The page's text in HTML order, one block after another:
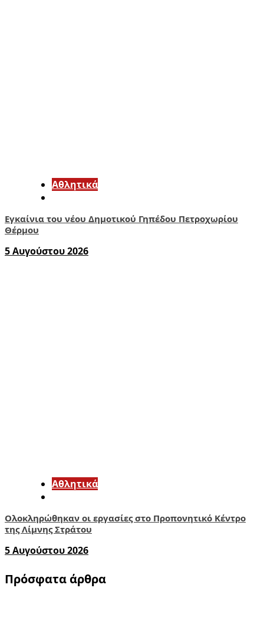
Αθλητικά
Εγκαίνια του νέου Δημοτικού Γηπέδου Πετροχωρίου
Θέρμου
5 Αυγούστου 2026
Αθλητικά
Ολοκληρώθηκαν οι εργασίες στο Προπονητικό Κέντρο
της Λίμνης Στράτου
5 Αυγούστου 2026
Πρόσφατα άρθρα